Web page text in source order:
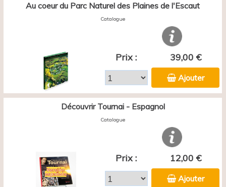
Au coeur du Parc Naturel des Plaines de l'Escaut
Catalogue
Prix : 39,00 €
Ajouter
Découvrir Tournai - Espagnol
Catalogue
Prix : 12,00 €
Ajouter